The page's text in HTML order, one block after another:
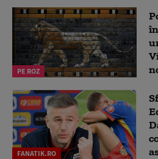
PE ROZ
FANATIK.RO